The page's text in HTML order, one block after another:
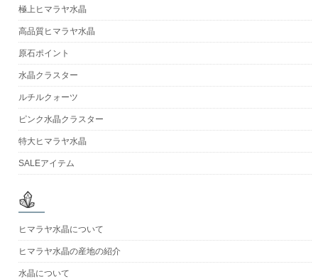
極上ヒマラヤ水晶
高品質ヒマラヤ水晶
原石ポイント
水晶クラスター
ルチルクォーツ
ピンク水晶クラスター
特大ヒマラヤ水晶
SALEアイテム
ヒマラヤ水晶について
ヒマラヤ水晶の産地の紹介
水晶について